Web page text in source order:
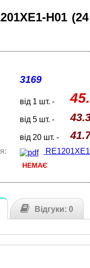
H01
3169
від 1 шт. -
від 5 шт. -
від 20 шт. -
НЕМАЄ
Відгуки: 0